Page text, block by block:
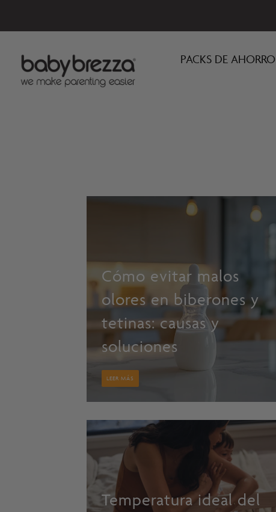
Cart PACKS DE AHORRO
Cómo evitar malos
olores en biberones y
tetinas: causas y
soluciones
LEER MÁS
Temperatura ideal del